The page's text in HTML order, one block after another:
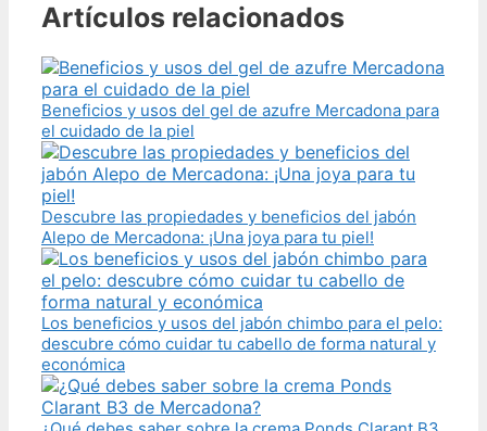
Artículos relacionados
Beneficios y usos del gel de azufre Mercadona para
el cuidado de la piel
Descubre las propiedades y beneficios del jabón
Alepo de Mercadona: ¡Una joya para tu piel!
Los beneficios y usos del jabón chimbo para el pelo:
descubre cómo cuidar tu cabello de forma natural y
económica